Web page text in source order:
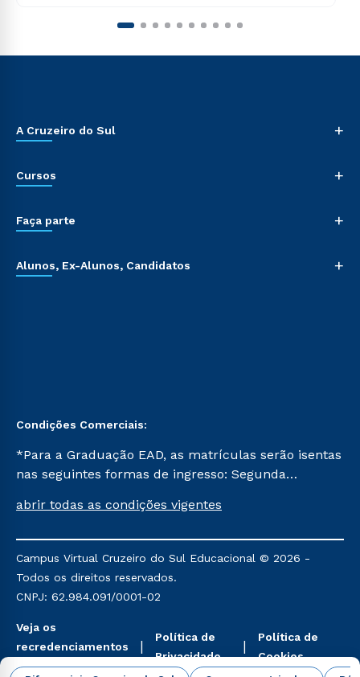
A Cruzeiro do Sul +
Cursos +
Faça parte +
Alunos, Ex-Alunos, Candidatos +
Condições Comerciais:
*Para a Graduação EAD, as matrículas serão isentas
nas seguintes formas de ingresso: Segunda
Já para as demais, a taxa de matrícula será de R$
mencionadas são referentes aos cursos: Ensino
Religioso, Geografia para a Docência e Metodologia
do Ensino de História: Questões Atuais.
abrir todas as condições vigentes
Campus Virtual Cruzeiro do Sul Educacional © 2026 -
Todos os direitos reservados.
CNPJ: 62.984.091/0001-02
Veja os
recredenciamentos
aqui
Política de
Privacidade
Política de
Cookies